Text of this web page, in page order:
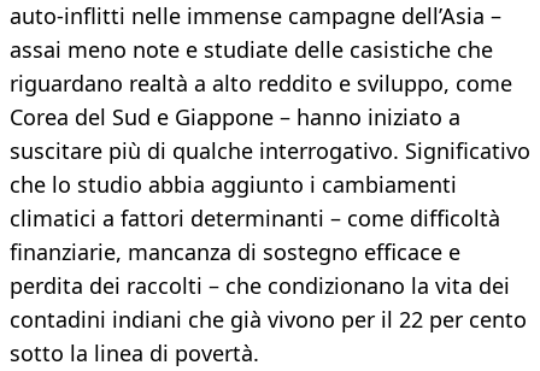
auto-inflitti nelle immense campagne dell’Asia –
assai meno note e studiate delle casistiche che
riguardano realtà a alto reddito e sviluppo, come
Corea del Sud e Giappone – hanno iniziato a
suscitare più di qualche interrogativo. Significativo
che lo studio abbia aggiunto i cambiamenti
climatici a fattori determinanti – come difficoltà
finanziarie, mancanza di sostegno efficace e
perdita dei raccolti – che condizionano la vita dei
contadini indiani che già vivono per il 22 per cento
sotto la linea di povertà.